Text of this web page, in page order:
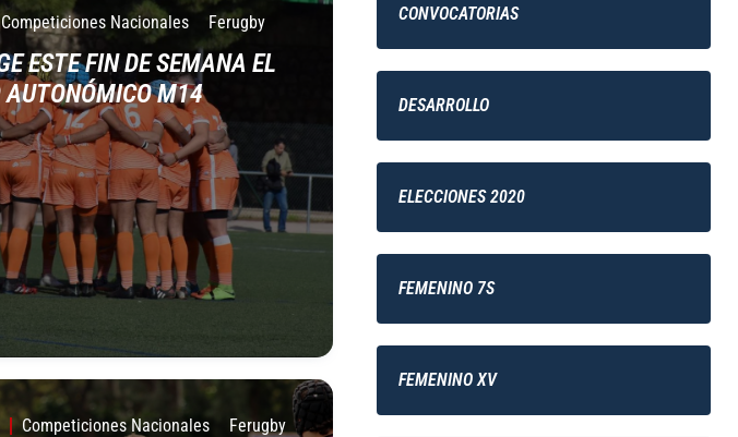
Competiciones Nacionales Ferugby
ESTE FIN DE SEMANA EL
AUTONÓMICO M14
Competiciones Nacionales Ferugby
CONVOCATORIAS
DESARROLLO
ELECCIONES 2020
FEMENINO 7S
FEMENINO XV